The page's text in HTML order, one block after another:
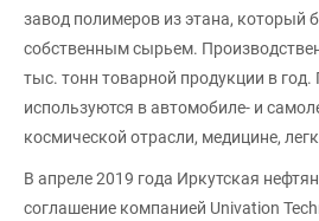
завод полимеров из этана, который
собственным сырьем.
тыс. тонн товарной продукции в
используются в автомобиле- и
космической отрасли, медицине,
В апреле 2019 года Иркутская
соглашение компанией Univation